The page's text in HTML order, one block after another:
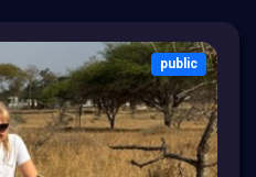
public